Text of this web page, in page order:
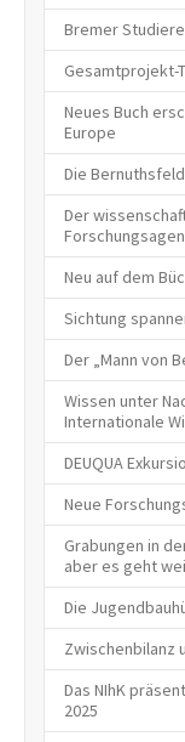
Bremer
Gesamtprojekt-
Neues Buch
Europe
Die
Der
Neu auf dem
Sichtung
Der „Mann von
Wissen unter
Internationale
DEUQUA
Neue
Grabungen in
aber es geht
Die
Zwischenbilanz
Das NIhK
2025